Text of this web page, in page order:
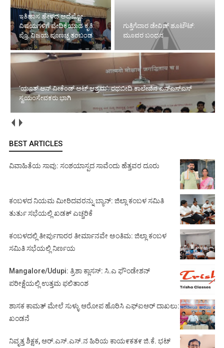
ಇತಿಹಾಸ ಹೇಳದ ಅದೆಷ್ಟೋ
ವಿಷಯಗಳಿಗೆ ವೇದಿಕೆಯಾದ ಕೃತಿ: ಪ್ರೊ.
ವಿಜಯ ಪೂಣಚ್ಚ ತಂಬಂಡ
ಗುತ್ತಿಗೆದಾರ ಡೇವಿಡ್ ಶೂಟೌಟ್:
ಮೂವರ ಬಂಧನ
‘ಯೂತ್ ಆನ್ ವೀಕೆಂಡ್ ಅಟ್ ಆಶ್ರಮ’: ರಥಬೀದಿ ಕಾಲೇಜಿನ ಎನ್‌ಎಸ್‌ಎಸ್
ಸ್ವಯಂಸೇವಕರು ಭಾಗಿ
ತೋಡಾರು ಯೆನೆಪೋಯ ತಾಂತ್ರಿಕ ವಿದ್ಯಾಲಯದ 2022–26ರ ಬ್ಯಾಚ್‌ನ ಬಿ.ಇ.
ಯ ವಿವಿಧ ವಿಭಾಗಗಳ 400 ವಿದ್ಯಾಥಿ೯ಗಳಿಗೆ ಪದವಿ ಪ್ರದಾನ
BEST ARTICLES
ವಿವಾಹಿತೆಯ ಸಾವು: ಸಂಶಯಾಸ್ಪದ ಸಾವೆಂದು ಹೆತ್ತವರ ದೂರು
ಕಂಬಳದ ನಿಯಮ ಮೀರಿದವರನ್ನು ಬ್ಯಾನ್: ಜಿಲ್ಲಾ ಕಂಬಳ ಸಮಿತಿ
ತುರ್ತು ಸಭೆಯಲ್ಲಿ ಖಡಕ್ ಎಚ್ಚರಿಕೆ
ಕಂಬಳದಲ್ಲಿ ತೀರ್ಪುಗಾರರ ತೀರ್ಮಾನವೇ ಅಂತಿಮ: ಜಿಲ್ಲಾ ಕಂಬಳ
ಸಮಿತಿ ಸಭೆಯಲ್ಲಿ ನಿರ್ಣಯ
Mangalore/Udupi: ತ್ರಿಶಾ ಕ್ಲಾಸಸ್: ಸಿ.ಎ ಫೌಂಡೇಶನ್
ಪರೀಕ್ಷೆಯಲ್ಲಿ ಉತ್ತಮ ಫಲಿತಾಂಶ
ಶಾಸಕ ಕಾಮತ್ ಮೇಲೆ ಸುಳ್ಳು ಆರೋಪ ಹೊರಿಸಿ ಎಫ್‌ಐಆರ್ ದಾಖಲು:
ಖಂಡನೆ
ನಿವೃತ್ತ ಶಿಕ್ಷಕ, ಆರ್.ಎಸ್.ಎಸ್.ನ ಹಿರಿಯ ಕಾಯ೯ಕತ೯ ಜಿ.ಕೆ. ಭಟ್